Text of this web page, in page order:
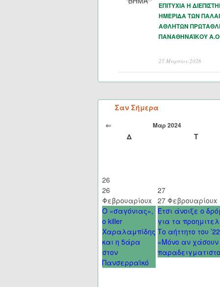
ΕΠΙΤΥΧΙΑ Η
ΗΜΕΡΙΔΑ ΤΩΝ
ΑΘΛΗΤΩΝ
ΠΑΝΑΘΗΝΑΪΚΟΥ Α.Ο
25 Μαρτίου 2026
Σαν Σήμερα
⇐
Μαρ 2024
Δ Τ
26
26
Φεβρουαρίουx
Ο «σαγόνιας»,
ο killer
Χαραλαμπίδης
και η 5άρα
στον
Πανσερραϊκό
27
27 Φεβρουαρίουx
Έτσι άνοιξε ο
για τα
Το αήττητο του
«Μόνο αν